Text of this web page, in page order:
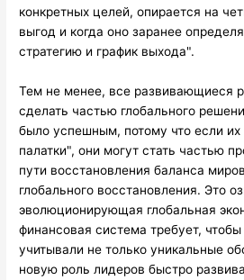
конкретных целей, опирается на
выгод и когда оно заранее
стратегию и график выхода".
Тем не менее, все развивающиеся
сделать частью глобального
было успешным, потому что если их
палатки", они могут стать частью
пути восстановления баланса
глобального восстановления. Это
эволюционирующая глобальная
финансовая система требует,
учитывали не только уникальные
новую роль лидеров быстро